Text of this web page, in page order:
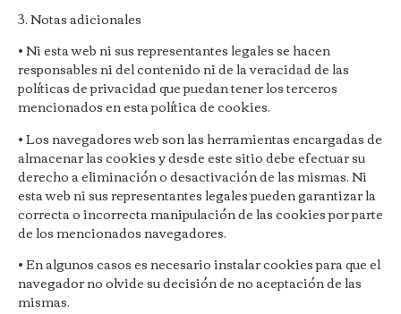
3. Notas adicionales
• Ni esta web ni sus representantes legales se hacen
responsables ni del contenido ni de la veracidad de las
políticas de privacidad que puedan tener los terceros
mencionados en esta política de cookies.
• Los navegadores web son las herramientas encargadas de
almacenar las cookies y desde este sitio debe efectuar su
derecho a eliminación o desactivación de las mismas. Ni
esta web ni sus representantes legales pueden garantizar la
correcta o incorrecta manipulación de las cookies por parte
de los mencionados navegadores.
• En algunos casos es necesario instalar cookies para que el
navegador no olvide su decisión de no aceptación de las
mismas.